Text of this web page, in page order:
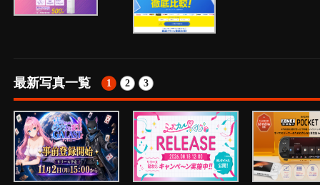
最新写真一覧 1 2 3